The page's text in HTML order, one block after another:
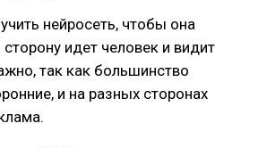
нейросеть, чтобы она
идет человек и видит
так как большинство
и на разных сторонах